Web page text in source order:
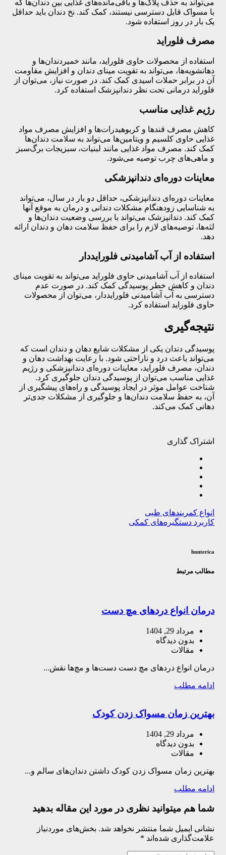
می‌تواند به حذف پلاک‌ها و باقی‌مانده‌های غذایی بین دندان‌ها که
با مسواک قابل دسترسی نیستند، کمک کند. نخ دندان باید حداقل
یک بار در روز استفاده شود.
مصرف فلوراید
استفاده از محصولات حاوی فلوراید، مانند خمیردندان‌ها و
دهانشویه‌ها، می‌تواند به تقویت مینای دندان و افزایش مقاومت
آن در برابر حملات اسیدی کمک کند. در صورت نیاز، می‌توان از
فلوراید درمانی تحت نظر دندانپزشک استفاده کرد.
رژیم غذایی مناسب
کاهش مصرف قندها و کربوهیدرات‌ها و افزایش مصرف مواد
غذایی حاوی کلسیم و ویتامین‌ها می‌تواند به سلامت دندان‌ها
کمک کند. مصرف مواد غذایی مانند لبنیات، سبزیجات برگ‌سبز
و ماهی‌های چرب توصیه می‌شود.
معاینات دوره‌ای دندانپزشکی
معاینات دوره‌ای دندانپزشکی، حداقل دو بار در سال، می‌تواند
به شناسایی زودهنگام مشکلات دندانی و درمان به موقع آنها
کمک کند. دندانپزشک می‌تواند با بررسی وضعیت دندان‌ها و
لثه‌ها، توصیه‌های لازم را برای حفظ سلامت دهان و دندان ارائه
دهد.
استفاده از آب آشامیدنی فلورایددار
استفاده از آب آشامیدنی حاوی فلوراید می‌تواند به تقویت مینای
دندان و کاهش خطر پوسیدگی کمک کند. در صورت عدم
دسترسی به آب آشامیدنی فلورایددار، می‌توان از محصولات
حاوی فلوراید استفاده کرد.
نتیجه‌گیری
پوسیدگی دندان یکی از مشکلات شایع دهان و دندان است که
می‌تواند باعث درد و ناراحتی شود. با رعایت بهداشت دهان و
دندان، مصرف فلوراید، معاینات دوره‌ای دندانپزشکی و رژیم
غذایی مناسب می‌توان از پوسیدگی دندان جلوگیری کرد.
شناخت عوامل موثر در ایجاد پوسیدگی و راه‌های پیشگیری از
آن، به حفظ سلامت دندان‌ها و جلوگیری از مشکلات جدی‌تر
دهانی کمک می‌کند.
اشتراک گذاری
انواع کمربندهای طبی
کاربرد دستگیره‌های کمکی
hunterica
مطالب مرتبط
درمان انواع دردهای مچ دست
مرداد 29, 1404
بدون دیدگاه
مقالات
درمان انواع دردهای مچ دست دست‌ها و مچ‌ها نقش...
ادامه مطلب
بهترین زمان مسواک زدن کودک
مرداد 29, 1404
بدون دیدگاه
مقالات
بهترین زمان مسواک زدن کودک داشتن دندان‌های سالم و...
ادامه مطلب
شما هم میتوانید نظری در مورد این مقاله بدهید
نشانی ایمیل شما منتشر نخواهد شد. بخش‌های موردنیاز
علامت‌گذاری شده‌اند *